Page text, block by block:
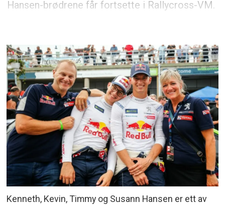
Hansen-brødrene får fortsette i Rallycross-VM.
Kenneth, Kevin, Timmy og Susann Hansen er ett av